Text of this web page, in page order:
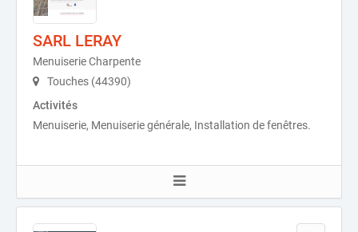
SARL LERAY
Menuiserie Charpente
Touches (44390)
Activités
Menuiserie, Menuiserie générale, Installation de fenêtres.